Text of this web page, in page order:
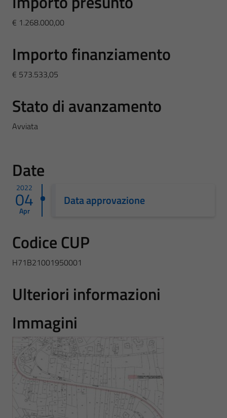
€ 1.268.000,00
Importo finanziamento
€ 573.533,05
Stato di avanzamento
Avviata
Date
2022
04
Apr
Data approvazione
Codice CUP
H71B21001950001
Ulteriori informazioni
Immagini